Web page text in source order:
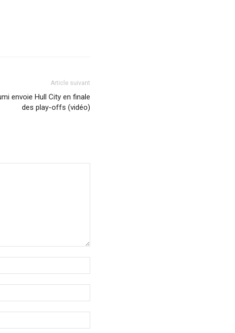
Article suivant
envoie Hull City en finale
des play-offs (vidéo)